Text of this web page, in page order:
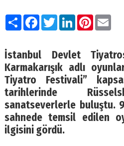
PaylaşFacebook
TwitterLinkedIn
İstanbul Devlet
Karmakarışık adlı
Tiyatro Festivali”
tarihlerinde
sanatseverlerle buluştu.
sahnede temsil edilen
ilgisini gördü.